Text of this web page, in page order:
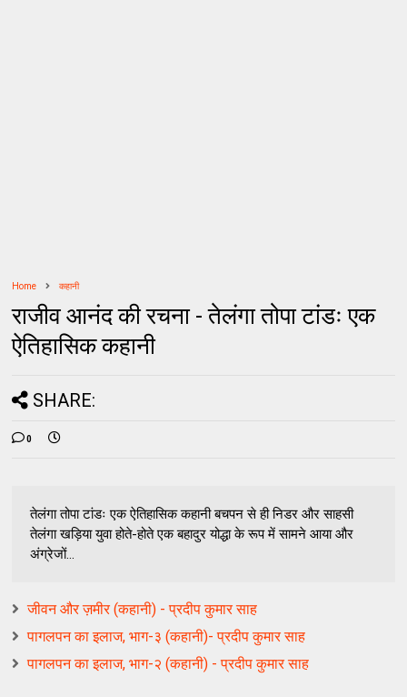
Home कहानी
राजीव आनंद की रचना - तेलंगा तोपा टांडः एक
ऐतिहासिक कहानी
SHARE:
0
तेलंगा तोपा टांडः एक ऐतिहासिक कहानी बचपन से ही निडर और साहसी
तेलंगा खड़िया युवा होते-होते एक बहादुर योद्धा के रूप में सामने आया और
अंग्रेजों...
जीवन और ज़मीर (कहानी) - प्रदीप कुमार साह
पागलपन का इलाज, भाग-३ (कहानी)- प्रदीप कुमार साह
पागलपन का इलाज, भाग-२ (कहानी) - प्रदीप कुमार साह